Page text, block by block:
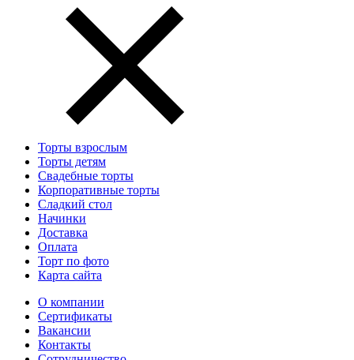
Торты взрослым
Торты детям
Свадебные торты
Корпоративные торты
Сладкий стол
Начинки
Доставка
Оплата
Торт по фото
Карта сайта
О компании
Сертификаты
Вакансии
Контакты